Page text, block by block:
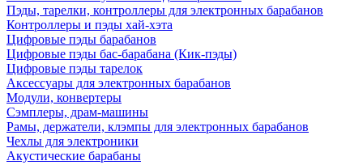
Пэды, тарелки, контроллеры для электронных барабанов
Контроллеры и пэды хай-хэта
Цифровые пэды барабанов
Цифровые пэды бас-барабана (Кик-пэды)
Цифровые пэды тарелок
Аксессуары для электронных барабанов
Модули, конвертеры
Сэмплеры, драм-машины
Рамы, держатели, клэмпы для электронных барабанов
Чехлы для электроники
Акустические барабаны